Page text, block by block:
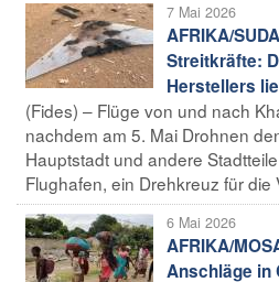
7 Mai 2026
AFRIKA/
Streitkräfte:
Herstellers
(Fides) – Flüge von und nach
nachdem am 5. Mai Drohnen
Hauptstadt und andere
Flughafen, ein Drehkreuz für die
6 Mai 2026
AFRIKA/
Anschläge in